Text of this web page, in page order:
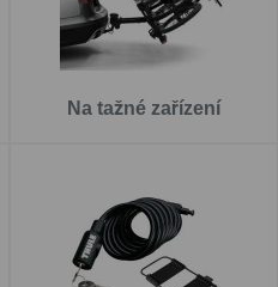
Na tažné zařízení